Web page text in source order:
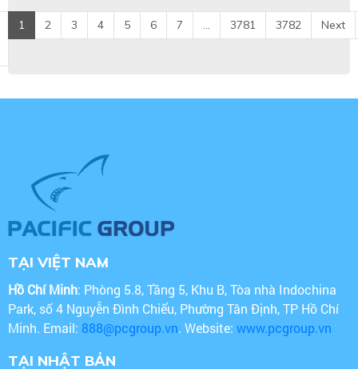
1 2 3 4 5 6 7 ... 3781 3782 Next
TẠI VIỆT NAM
Hồ Chí Minh: Phòng 5.8, Tầng 5, Khu B, Tòa nhà Indochina
Park, số 4 Nguyễn Đình Chiểu, Phường Tân Định, TP Hồ Chí
Minh. Email: 888@pcgroup.vn. Website: www.pcgroup.vn
TẠI NHẬT BẢN